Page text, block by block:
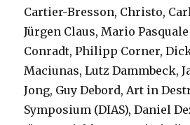
Cartier-Bresson, Christo,
Jürgen Claus, Mario
Conradt, Philipp Corner,
Maciunas, Lutz Dammbeck,
Jong, Guy Debord, Art in
Symposium (DIAS), Daniel